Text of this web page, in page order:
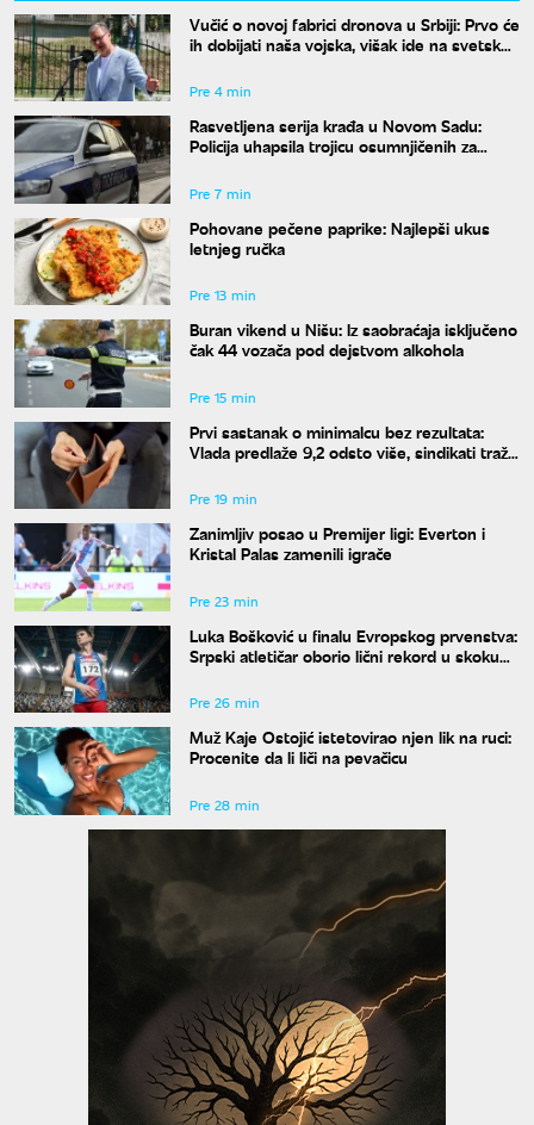
Vučić o novoj fabrici dronova u Srbiji: Prvo će
ih dobijati naša vojska, višak ide na svetsko
Pre 4 min
Rasvetljena serija krađa u Novom Sadu:
Policija uhapsila trojicu osumnjičenih za
Pre 7 min
Pohovane pečene paprike: Najlepši ukus
letnjeg ručka
Pre 13 min
Buran vikend u Nišu: Iz saobraćaja isključeno
čak 44 vozača pod dejstvom alkohola
Pre 15 min
Prvi sastanak o minimalcu bez rezultata:
Vlada predlaže 9,2 odsto više, sindikati traže
Pre 19 min
Zanimljiv posao u Premijer ligi: Everton i
Kristal Palas zamenili igrače
Pre 23 min
Luka Bošković u finalu Evropskog prvenstva:
Srpski atletičar oborio lični rekord u skoku
Pre 26 min
Muž Kaje Ostojić istetovirao njen lik na ruci:
Procenite da li liči na pevačicu
Pre 28 min